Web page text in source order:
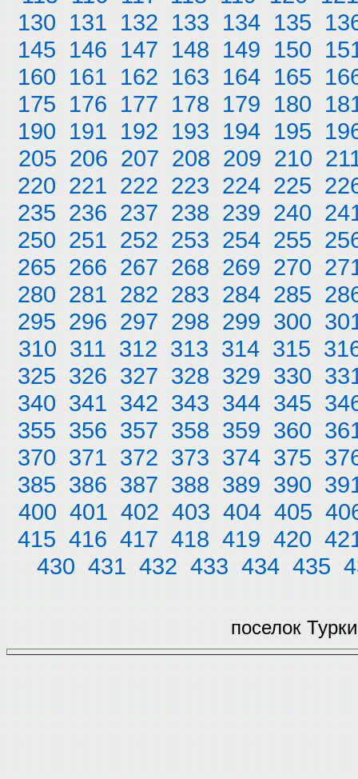
130 131 132 133 134 135
145 146 147 148 149 150
160 161 162 163 164 165
175 176 177 178 179 180
190 191 192 193 194 195
205 206 207 208 209 210
220 221 222 223 224 225
235 236 237 238 239 240
250 251 252 253 254 255
265 266 267 268 269 270
280 281 282 283 284 285
295 296 297 298 299 300
310 311 312 313 314 315
325 326 327 328 329 330
340 341 342 343 344 345
355 356 357 358 359 360
370 371 372 373 374 375
385 386 387 388 389 390
400 401 402 403 404 405
415 416 417 418 419 420
430 431 432 433 434 435
поселок